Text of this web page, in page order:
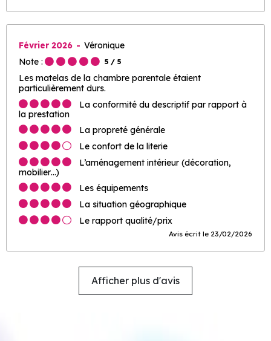
Février 2026
Véronique
Note :
5 / 5
Les matelas de la chambre parentale étaient
particulièrement durs.
La conformité du descriptif par rapport à
la prestation
La propreté générale
Le confort de la literie
L’aménagement intérieur (décoration,
mobilier…)
Les équipements
La situation géographique
Le rapport qualité/prix
Avis écrit le 23/02/2026
Afficher plus d'avis